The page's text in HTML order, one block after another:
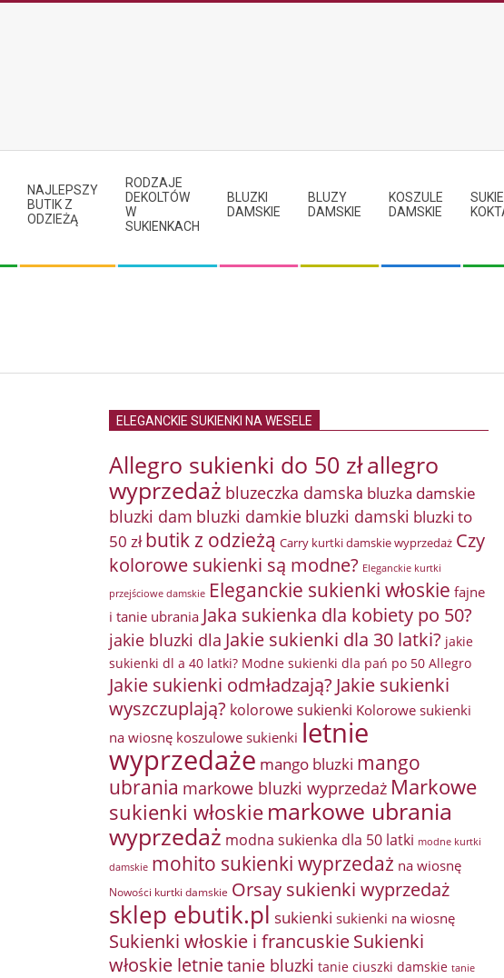
NAJLEPSZY
BUTIK Z
ODZIEŻĄ
RODZAJE
DEKOLTÓW
W
SUKIENKACH
BLUZKI
DAMSKIE
BLUZY
DAMSKIE
KOSZULE
DAMSKIE
ELEGANCKIE SUKIENKI NA WESELE
Allegro sukienki do 50 złallegro
wyprzedaż bluzeczka damska bluzka damskie
bluzki dam bluzki damkie bluzki damski bluzki to
50 zł butik z odzieżą Carry kurtki damskie wyprzedaż Czy
kolorowe sukienki są modne? Eleganckie kurtki
przejściowe damskie Eleganckie sukienki włoskie fajne
i tanie ubrania Jaka sukienka dla kobiety po 50?
jakie bluzki dla Jakie sukienki dla 30 latki? jakie
sukienki dl a 40 latki? Modne sukienki dla pań po 50 Allegro
Jakie sukienki odmładzają? Jakie sukienki
wyszczuplają? kolorowe sukienki Kolorowe sukienki
na wiosnę koszulowe sukienki letnie
wyprzedaże mango bluzki mango
ubrania markowe bluzki wyprzedaż Markowe
sukienki włoskie markowe ubrania
wyprzedaż modna sukienka dla 50 latki modne kurtki
damskie mohito sukienki wyprzedaż na wiosnę
Nowości kurtki damskie Orsay sukienki wyprzedaż
sklep ebutik.pl sukienki sukienki na wiosnę
Sukienki włoskie i francuskieSukienki
włoskie letnietanie bluzki tanie ciuszki damskie tanie